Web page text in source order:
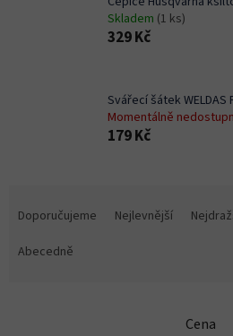
Skladem (1 ks)
329 Kč
Svářecí šátek WELDAS
Momentálně
179 Kč
Doporučujeme Nejlevnější
Abecedně
Cena